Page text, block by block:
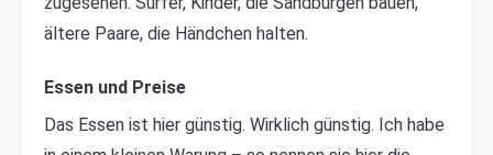
ältere Paare, die Händchen halten.
Essen und Preise
Das Essen ist hier günstig. Wirklich günstig. Ich habe